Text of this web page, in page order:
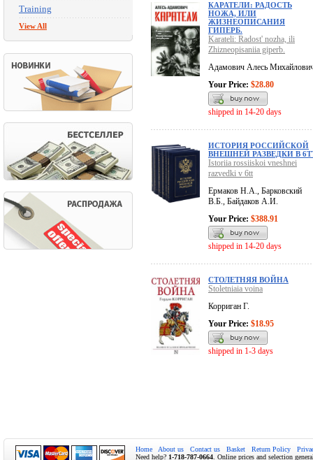
Training
View All
КАРАТЕЛИ: РАДОСТЬ
НОЖА, ИЛИ
ЖИЗНЕОПИСАНИЯ
ГИПЕРБ.
Karateli: Radost' nozha, ili
Zhizneopisaniia giperb.
Адамович Алесь
Your Price: $28.80
shipped in 14-20 days
ИСТОРИЯ РОССИЙСКОЙ
ВНЕШНЕЙ РАЗВЕДКИ В
Istoriia rossiiskoi vneshnei
razvedki v 6tt
Ермаков Н.А., Барковский
В.Б., Байдаков А.И.
Your Price: $388.91
shipped in 14-20 days
СТОЛЕТНЯЯ ВОЙНА
Stoletniaia voina
Корриган Г.
Your Price: $18.95
shipped in 1-3 days
Home About us Contact us Basket Return Policy
Need help? 1-718-787-0664 . Online prices and selection